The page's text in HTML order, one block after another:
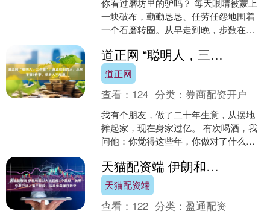
你看过磨坊里的驴吗？ 每天眼睛被蒙上
一块破布，勤勤恳恳、任劳任怨地围着
一个石磨转圈。从早走到晚，步数在它
圈步数排行榜冠军。 但....
道正网 “聪明人，三不管”：真正聪明的人，从来不管3件事，很多人不知道
道正网
查看： 124 分类： 券商配资开户
我有个朋友，做了二十年生意，从摆地
摊起家，现在身家过亿。 有次喝酒，我
问他：你觉得这些年，你做对了什么？
我愣了一下：不管？....
天猫配资端 伊朗和美以大战已经3个星期，美军空袭已进入第三阶段，从战斧导弹打防空
天猫配资端
查看： 122 分类：盈通配资